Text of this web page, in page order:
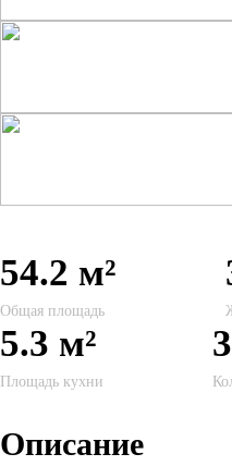
54.2 м²
Общая площадь
5.3 м²
Площадь кухни
3
Описание